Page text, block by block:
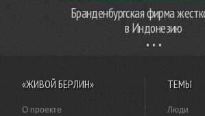
Бранденбургская фирма
в Индонезию
«ЖИВОЙ БЕРЛИН»
О проекте
ТЕМЫ
Люди